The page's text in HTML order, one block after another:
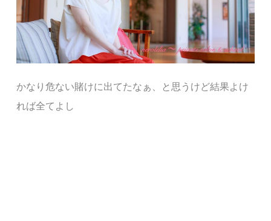
かなり危ない賭けに出てたなぁ、と思うけど結果よけ
れば全てよし